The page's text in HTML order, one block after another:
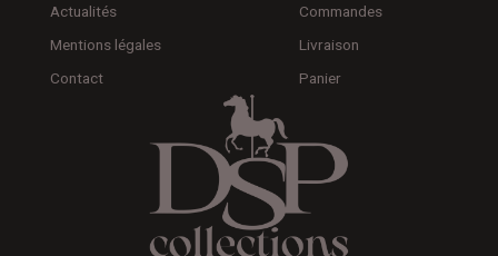
Actualités
Mentions légales
Contact
Commandes
Livraison
Panier